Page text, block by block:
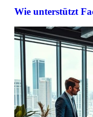
Wie unterstützt